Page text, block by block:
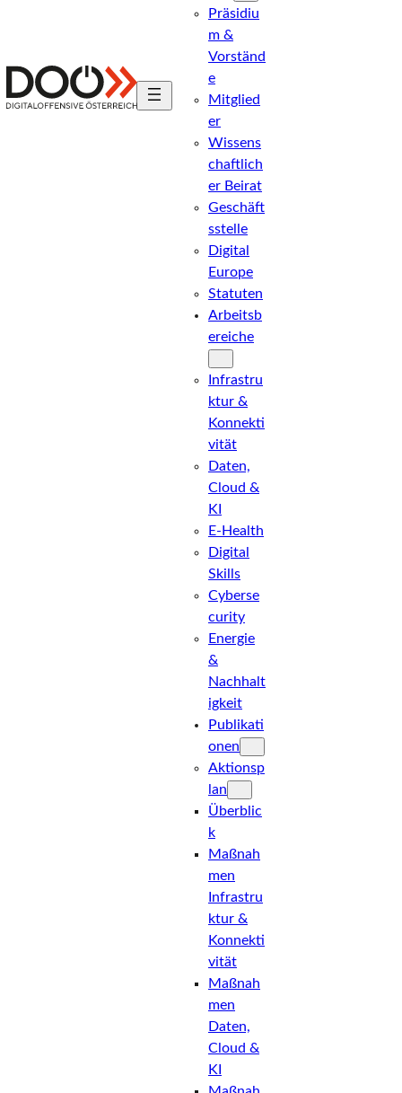
Z
Digitaloffensive
Präsidiu
M &
Vorständ
E
Mitglied
Er
Wissens
Chaftlich
Er Beirat
Geschäft
Sstelle
Digital
Europe
Statuten
Arbeitsb
Ereiche
Infrastru
Ktur &
Konnekti
Vität
Daten,
Cloud &
KI
E-Health
Digital
Skills
Cyberse
Curity
Energie
&
Nachhalt
Igkeit
Publikati
Onen
Aktionsp
Lan
Überblic
K
Maßnah
Men
Infrastru
Ktur &
Konnekti
Vität
Maßnah
Men
Daten,
Cloud &
KI